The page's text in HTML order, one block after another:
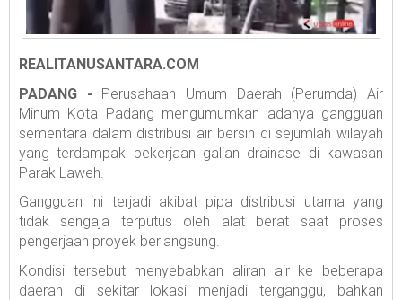
REALITANUSANTARA.COM
PADANG - Perusahaan Umum Daerah (Perumda) Air
Minum Kota Padang mengumumkan adanya gangguan
sementara dalam distribusi air bersih di sejumlah wilayah
yang terdampak pekerjaan galian drainase di kawasan
Parak Laweh.
Gangguan ini terjadi akibat pipa distribusi utama yang
tidak sengaja terputus oleh alat berat saat proses
pengerjaan proyek berlangsung.
Kondisi tersebut menyebabkan aliran air ke beberapa
daerah di sekitar lokasi menjadi terganggu, bahkan